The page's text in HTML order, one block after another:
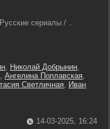
сериалы / ..
, Николай Добрынин,
, Ангелина Поплавская,
Светличная, Иван
14-03-2025, 16:24